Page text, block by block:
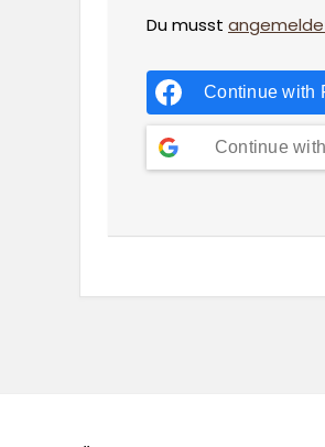
Du musst
Continue with
Continue with